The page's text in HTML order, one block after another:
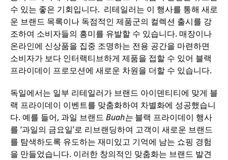
수 있는 좋은 기회입니다. 리테일러는 이 행사를 통해 새로
운 브랜드 목록이나 독점적인 제품군의 컬렉션 출시를 강
조하여 소비자들의 흥미를 유발할 수 있습니다. 매장이나
온라인에 신상품을 집중 조명하는 전용 공간을 마련하면
소비자가 보다 인터랙티브하게 제품을 접할 수 있어 블랙
프라이데이 프로모션에 새로운 차원을 더할 수 있습니다.
독일에서는 일부 리테일러가 브랜드 아이덴티티에 맞게 블
랙 프라이데이 이벤트를 맞춤화하여 차별화에 성공했습니
다. 예를 들어, 과일 브랜드 Buah는 블랙 프라이데이 행사
를 ‘과일의 금요일’로 리브랜딩하여 고객이 새로운 브랜드
를 탐색하도록 유도하는 재미있고 기억에 남는 쇼핑 경험
을 만들었습니다. 이러한 창의적인 맞춤화는 브랜드 발견